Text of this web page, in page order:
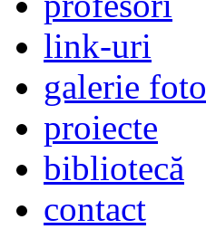
link-uri
galerie foto
proiecte
bibliotecă
contact